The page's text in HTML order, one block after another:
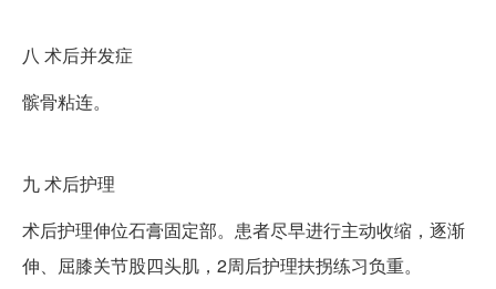
八 术后并发症
髌骨粘连。
九术后护理
术后护理伸位石膏固定部。患者尽早进行主动收缩，逐渐
伸、屈膝关节股四头肌，2周后护理扶拐练习负重。